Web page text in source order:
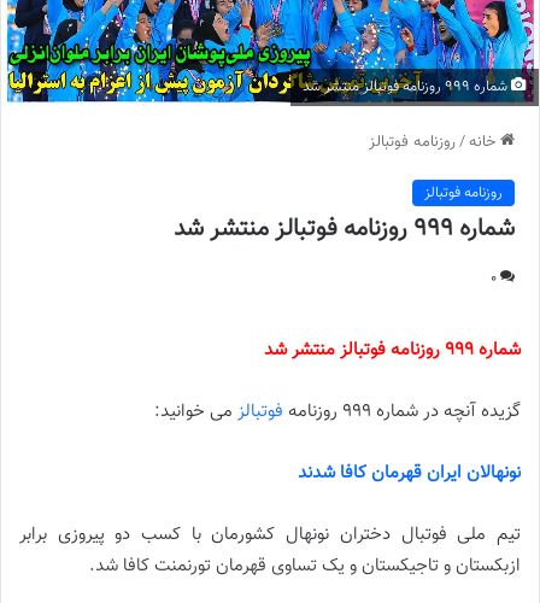
شماره 999 روزنامه فوتبالز منتشر شد
خانه/روزنامه فوتبالز
روزنامه فوتبالز
شماره 999 روزنامه فوتبالز منتشر شد
0
شماره 999 روزنامه فوتبالز منتشر شد
گزیده آنچه در شماره 999 روزنامه فوتبالز می خوانید:
نونهالان ايران قهرمان کافا شدند
تیم ملی فوتبال دختران نونهال کشورمان با کسب دو پیروزی برابر
ازبکستان و تاجیکستان و یک تساوی قهرمان تورنمنت کافا شد.